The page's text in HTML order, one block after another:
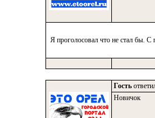
Я проголосовал что не стал бы. С
Гость
Новичок